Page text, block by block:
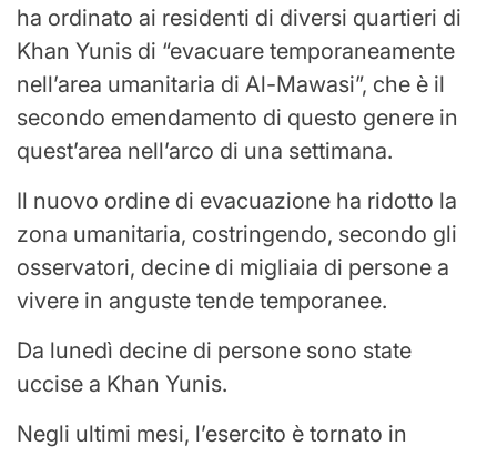
ha ordinato ai residenti di diversi quartieri di
Khan Yunis di “evacuare temporaneamente
nell’area umanitaria di Al-Mawasi”, che è il
secondo emendamento di questo genere in
quest’area nell’arco di una settimana.
Il nuovo ordine di evacuazione ha ridotto la
zona umanitaria, costringendo, secondo gli
osservatori, decine di migliaia di persone a
vivere in anguste tende temporanee.
Da lunedì decine di persone sono state
uccise a Khan Yunis.
Negli ultimi mesi, l’esercito è tornato in